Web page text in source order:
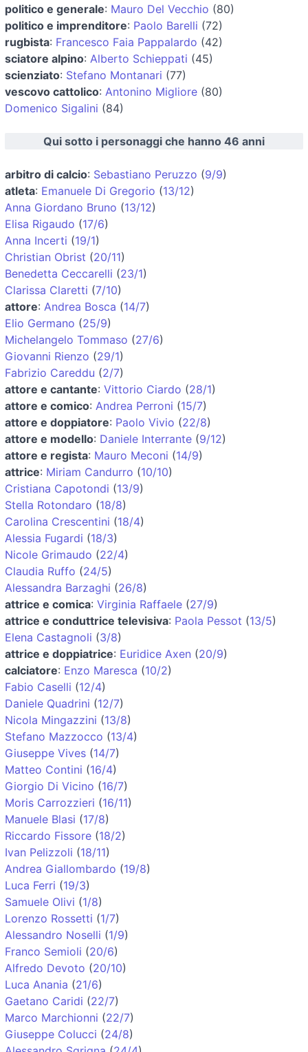
politico e generale: Mauro Del Vecchio (80)
politico e imprenditore: Paolo Barelli (72)
rugbista: Francesco Faia Pappalardo (42)
sciatore alpino: Alberto Schieppati (45)
scienziato: Stefano Montanari (77)
vescovo cattolico: Antonino Migliore (80)
Domenico Sigalini (84)
Qui sotto i personaggi che hanno 46 anni
arbitro di calcio: Sebastiano Peruzzo (9/9)
atleta: Emanuele Di Gregorio (13/12)
Anna Giordano Bruno (13/12)
Elisa Rigaudo (17/6)
Anna Incerti (19/1)
Christian Obrist (20/11)
Benedetta Ceccarelli (23/1)
Clarissa Claretti (7/10)
attore: Andrea Bosca (14/7)
Elio Germano (25/9)
Michelangelo Tommaso (27/6)
Giovanni Rienzo (29/1)
Fabrizio Careddu (2/7)
attore e cantante: Vittorio Ciardo (28/1)
attore e comico: Andrea Perroni (15/7)
attore e doppiatore: Paolo Vivio (22/8)
attore e modello: Daniele Interrante (9/12)
attore e regista: Mauro Meconi (14/9)
attrice: Miriam Candurro (10/10)
Cristiana Capotondi (13/9)
Stella Rotondaro (18/8)
Carolina Crescentini (18/4)
Alessia Fugardi (18/3)
Nicole Grimaudo (22/4)
Claudia Ruffo (24/5)
Alessandra Barzaghi (26/8)
attrice e comica: Virginia Raffaele (27/9)
attrice e conduttrice televisiva: Paola Pessot (13/5)
Elena Castagnoli (3/8)
attrice e doppiatrice: Euridice Axen (20/9)
calciatore: Enzo Maresca (10/2)
Fabio Caselli (12/4)
Daniele Quadrini (12/7)
Nicola Mingazzini (13/8)
Stefano Mazzocco (13/4)
Giuseppe Vives (14/7)
Matteo Contini (16/4)
Giorgio Di Vicino (16/7)
Moris Carrozzieri (16/11)
Manuele Blasi (17/8)
Riccardo Fissore (18/2)
Ivan Pelizzoli (18/11)
Andrea Giallombardo (19/8)
Luca Ferri (19/3)
Samuele Olivi (1/8)
Lorenzo Rossetti (1/7)
Alessandro Noselli (1/9)
Franco Semioli (20/6)
Alfredo Devoto (20/10)
Luca Anania (21/6)
Gaetano Caridi (22/7)
Marco Marchionni (22/7)
Giuseppe Colucci (24/8)